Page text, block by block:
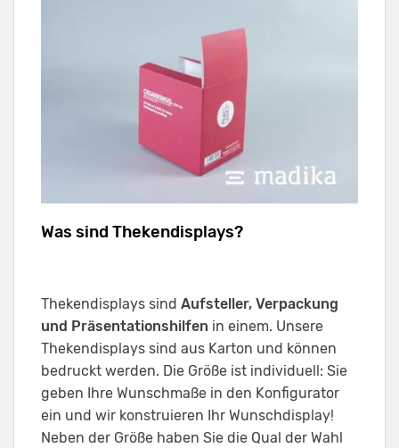
Was sind Thekendisplays?
Thekendisplays sind Aufsteller, Verpackung
und Präsentationshilfen in einem. Unsere
Thekendisplays sind aus Karton und können
bedruckt werden. Die Größe ist individuell: Sie
geben Ihre Wunschmaße in den Konfigurator
ein und wir konstruieren Ihr Wunschdisplay!
Neben der Größe haben Sie die Qual der Wahl